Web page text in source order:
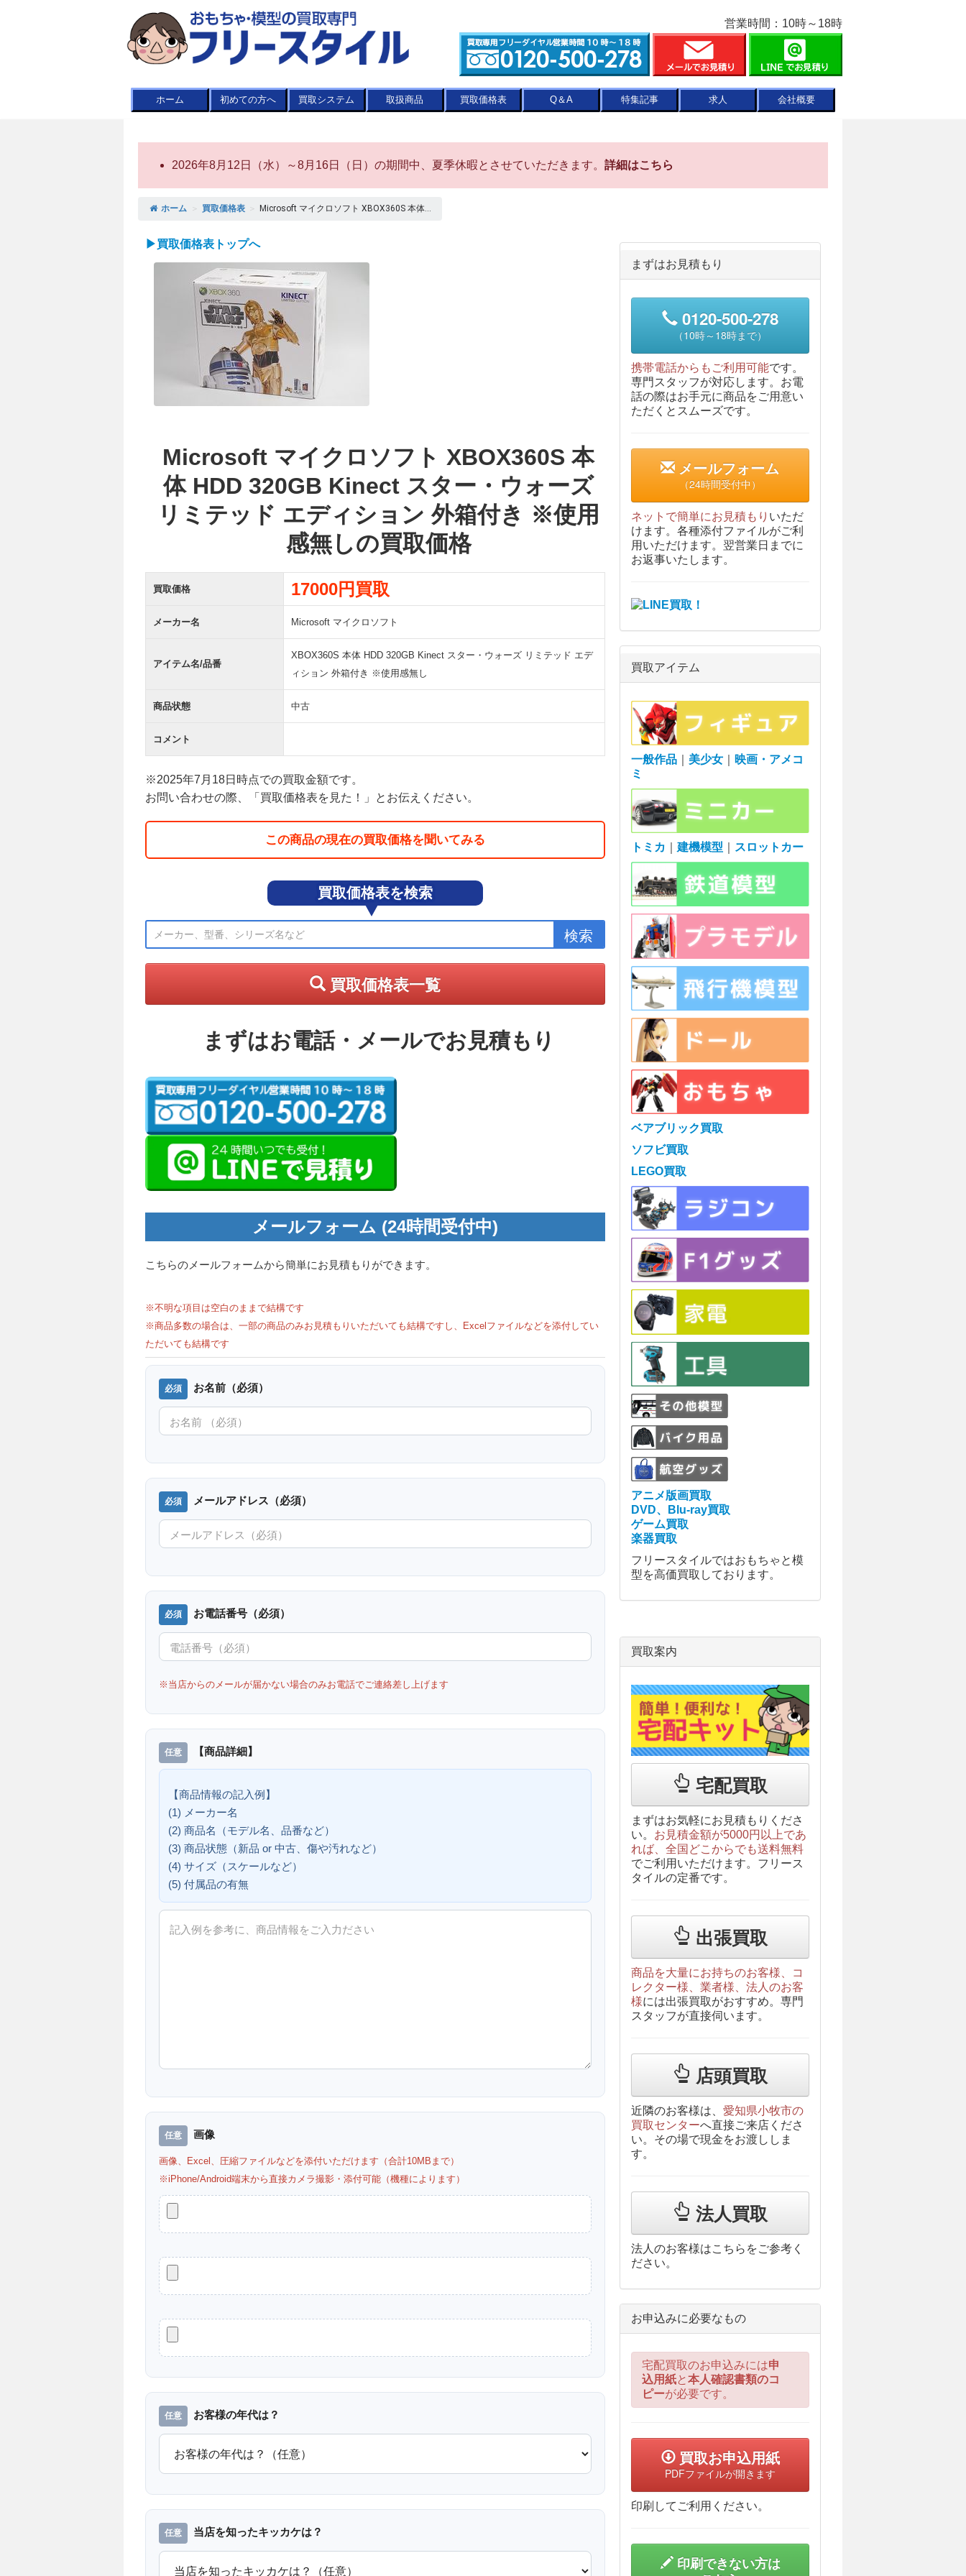
営業時間：10時～18時
ホーム 初めての方へ 買取システム 取扱商品 買取価格表 Q＆A 特集記事 求人 会社概要
2026年8月12日（水）～8月16日（日）の期間中、夏季休暇とさせていただきます。 詳細はこちら
ホーム ＞ 買取価格表 ＞ Microsoft マイクロソフト XBOX360S 本体...
▶買取価格表トップへ
Microsoft マイクロソフト XBOX360S 本
体 HDD 320GB Kinect スター・ウォーズ
リミテッド エディション 外箱付き ※使用
感無しの買取価格
買取価格 17000円買取
メーカー名 Microsoft マイクロソフト
アイテム名/品番
XBOX360S 本体 HDD 320GB Kinect スター・ウォーズ リミテッド エデ
ィション 外箱付き ※使用感無し
商品状態 中古
コメント
※2025年7月18日時点での買取金額です。
お問い合わせの際、「買取価格表を見た！」とお伝えください。
この商品の現在の買取価格を聞いてみる
買取価格表を検索
買取価格表一覧
まずはお電話・メールでお見積もり
メールフォーム (24時間受付中)
こちらのメールフォームから簡単にお見積もりができます。
※不明な項目は空白のままで結構です
※商品多数の場合は、一部の商品のみお見積もりいただいても結構ですし、Excelファイルなどを添付してい
ただいても結構です
お名前（必須）
メールアドレス（必須）
お電話番号（必須）
※当店からのメールが届かない場合のみお電話でご連絡差し上げます
【商品詳細】
【商品情報の記入例】
(1) メーカー名
(2) 商品名（モデル名、品番など）
(3) 商品状態（新品 or 中古、傷や汚れなど）
(4) サイズ（スケールなど）
(5) 付属品の有無
画像
画像、Excel、圧縮ファイルなどを添付いただけます（合計10MBまで）
※iPhone/Android端末から直接カメラ撮影・添付可能（機種によります）
お客様の年代は？
当店を知ったキッカケは？
まずはお見積もり
0120-500-278
（10時～18時まで）
携帯電話からもご利用可能です。
専門スタッフが対応します。お電
話の際はお手元に商品をご用意い
ただくとスムーズです。
メールフォーム
（24時間受付中）
ネットで簡単にお見積もり いただ
けます。各種添付ファイルがご利
用いただけます。翌営業日までに
お返事いたします。
買取アイテム
一般作品｜ 美少女｜
映画・アメコ
ミ
トミカ 建機模型 スロットカー
ベアブリック買取
ソフビ買取
LEGO買取
アニメ版画買取
DVD、Blu-ray買取
ゲーム買取
楽器買取
フリースタイルではおもちゃと模
型を高価買取しております。
買取案内
宅配買取
まずはお気軽にお見積もりくださ
い。 お見積金額が5000円以上であ
れば、全国どこからでも送料無料
でご利用いただけます。フリース
タイルの定番です。
出張買取
商品を大量にお持ちのお客様、コ
レクター様、業者様、法人のお客
様には出張買取がおすすめ。専門
スタッフが直接伺います。
店頭買取
近隣のお客様は、 愛知県小牧市の
買取センターへ直接ご来店くださ
い。その場で現金をお渡ししま
す。
法人買取
法人のお客様はこちらをご参考く
ださい。
お申込みに必要なもの
宅配買取のお申込みには申
込用紙と本人確認書類のコ
ピーが必要です。
買取お申込用紙
PDFファイルが開きます
印刷してご利用ください。
印刷できない方は